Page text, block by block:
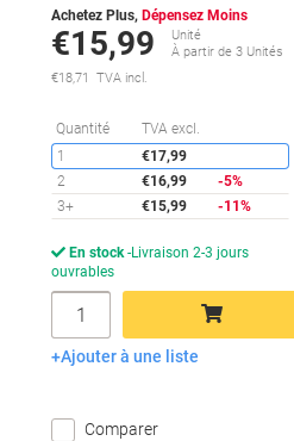
Achetez Plus, Dépensez Moins
€15,99
Unité
À partir de 3 Unités
€18,71 TVA incl.
Quantité TVA excl.
1
€17,99
2
€16,99
-5%
3+
€15,99 -11%
En stock Livraison 2-3 jours
ouvrables
Quantité
Ajouter au panier
Ajouter à une liste
Comparer